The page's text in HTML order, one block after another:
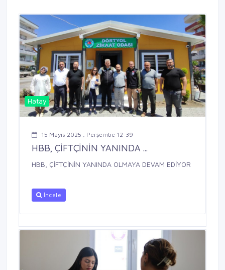
Hatay
15 Mayıs 2025 , Perşembe 12:39
HBB, ÇİFTÇİNİN YANINDA ...
HBB, ÇİFTÇİNİN YANINDA OLMAYA DEVAM EDİYOR
İncele